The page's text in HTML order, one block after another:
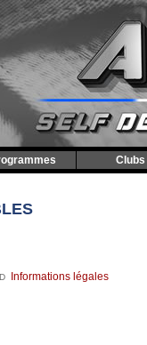
Clubs
Informations légales